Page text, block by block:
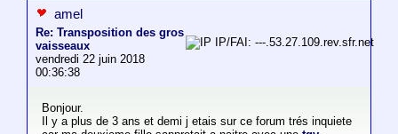
amel
Re: Transposition des gros
vaisseaux
vendredi 22 juin 2018
00:36:38
IP/FAI: ---.53.27.109.rev.sfr.net
Bonjour.
Il y a plus de 3 ans et demi j etais sur ce forum trés inquiete